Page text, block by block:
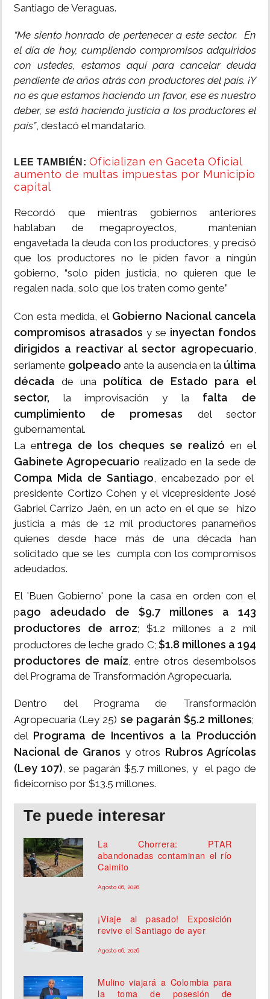
Santiago de Veraguas.
“Me siento honrado de pertenecer a este sector. En
el día de hoy, cumpliendo compromisos adquiridos
con ustedes, estamos aquí para cancelar deuda
pendiente de años atrás con productores del país. ¡Y
no es que estamos haciendo un favor, ese es nuestro
deber, se está haciendo justicia a los productores el
país”, destacó el mandatario.
LEE TAMBIÉN: Oficializan en Gaceta Oficial
aumento de multas impuestas por Municipio
capital
Recordó que mientras gobiernos anteriores
hablaban de megaproyectos, mantenían
engavetada la deuda con los productores, y precisó
que los productores no le piden favor a ningún
gobierno, “solo piden justicia, no quieren que le
regalen nada, solo que los traten como gente”
Con esta medida, el Gobierno Nacional cancela
compromisos atrasados y se inyectan fondos
dirigidos a reactivar al sector agropecuario,
seriamente golpeadoante la ausencia en la última
década de una política de Estado para el
sector, la improvisación y la falta de
cumplimiento de promesas del sector
gubernamental.
La entrega de los cheques se realizó en el
Gabinete Agropecuario realizado en la sede de
Compa Mida de Santiago, encabezado por el
presidente Cortizo Cohen y el vicepresidente José
Gabriel Carrizo Jaén, en un acto en el que se hizo
justicia a más de 12 mil productores panameños
quienes desde hace más de una década han
solicitado que se les cumpla con los compromisos
adeudados.
El 'Buen Gobierno' pone la casa en orden con el
pago adeudado de $9.7 millones a 143
productores de arroz; $1.2 millones a 2 mil
productores de leche grado C; $1.8 millones a 194
productores de maíz, entre otros desembolsos
del Programa de Transformación Agropecuaria.
Dentro del Programa de Transformación
Agropecuaria (Ley 25) se pagarán $5.2 millones;
del Programa de Incentivos a la Producción
Nacional de Granos y otros Rubros Agrícolas
(Ley 107), se pagarán $5.7 millones, y el pago de
fideicomiso por $13.5 millones.
Te puede interesar
La Chorrera: PTAR
abandonadas contaminan el río
Caimito
Agosto 06, 2026
¡Viaje al pasado! Exposición
revive el Santiago de ayer
Agosto 06, 2026
Mulino viajará a Colombia para
la toma de posesión de